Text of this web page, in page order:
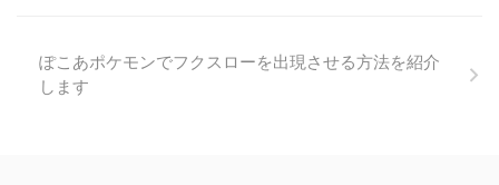
ぽこあポケモンでフクスローを出現させる方法を紹介
します